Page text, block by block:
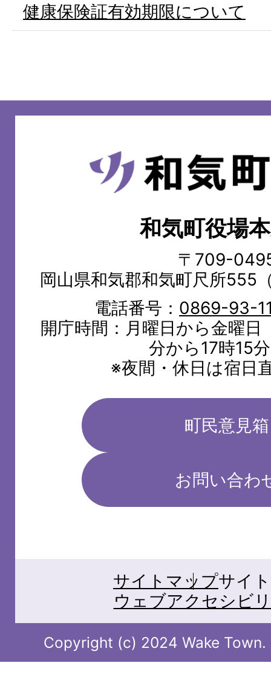
健康保険証有効期限について
和
気
和気町役場
〒709-
岡山県和気郡和気町尺所555
電話番号： 0869-93-
開庁時間：月曜日から金曜
分から17時15
※夜間・休日は宿日
町民意見箱
お問い合わ
サイトマップサイ
ウェブアクセシビ
Copyright (c) 2024 Wake Town.